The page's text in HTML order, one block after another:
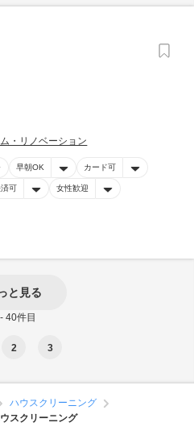
・リノベーション
早朝OK カード可
可 女性歓迎
と見る
40件目
2 3
ハウスクリーニング
スクリーニング